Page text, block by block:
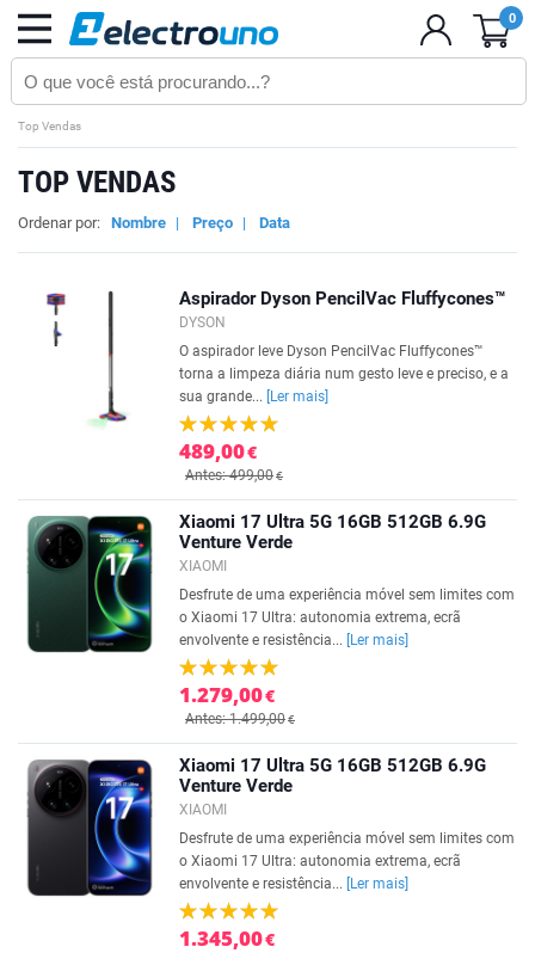
0
Top Vendas
TOP VENDAS
Ordenar por: Nombre | Preço | Data
Aspirador Dyson PencilVac Fluffycones™
DYSON
O aspirador leve Dyson PencilVac Fluffycones™
torna a limpeza diária num gesto leve e preciso, e a
sua grande...
[Ler mais]
489,00€
Antes: 499,00€
Xiaomi 17 Ultra 5G 16GB 512GB 6.9G
Venture Verde
XIAOMI
Desfrute de uma experiência móvel sem limites com
o Xiaomi 17 Ultra: autonomia extrema, ecrã
envolvente e resistência...
[Ler mais]
1.279,00€
Antes: 1.499,00€
Xiaomi 17 Ultra 5G 16GB 512GB 6.9G
Venture Verde
XIAOMI
Desfrute de uma experiência móvel sem limites com
o Xiaomi 17 Ultra: autonomia extrema, ecrã
envolvente e resistência...
[Ler mais]
1.345,00€